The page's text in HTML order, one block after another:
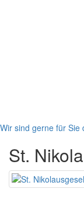
Wir sind gerne für Sie
St.